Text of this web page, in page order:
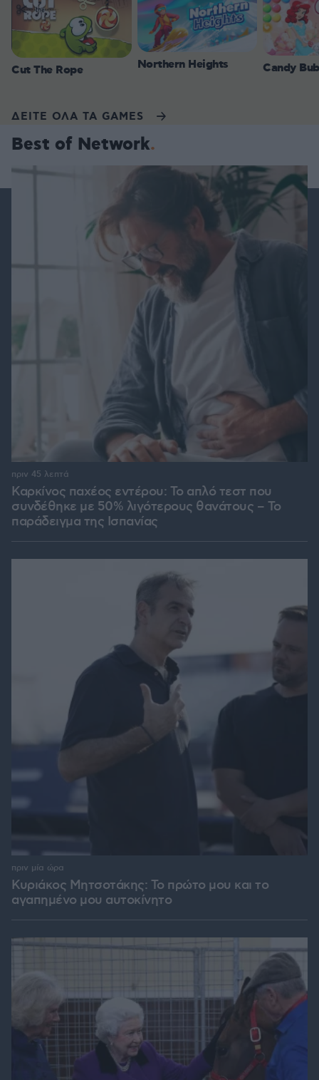
Cut The Rope Northern Heights Candy
ΔΕΙΤΕ ΟΛΑ ΤΑ GAMES
Best of Network
Καρκίνος παχέος εντέρου: Το απλό τεστ που
συνδέθηκε με 50% λιγότερους θανάτους – Το
παράδειγμα της Ισπανίας
πριν 45 λεπτά
Κυριάκος Μητσοτάκης: Το πρώτο μου και το
αγαπημένο μου αυτοκίνητο
πριν μία ώρα